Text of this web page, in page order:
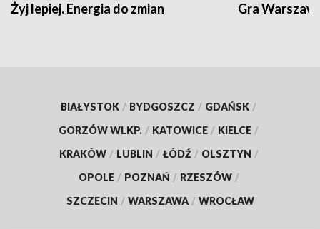
Żyj lepiej. Energia do zmian Gra
BIAŁYSTOK / BYDGOSZCZ / GDAŃSK /
GORZÓW WLKP. / KATOWICE / KIELCE /
KRAKÓW / LUBLIN / ŁÓDŹ / OLSZTYN /
OPOLE / POZNAŃ / RZESZÓW /
SZCZECIN / WARSZAWA / WROCŁAW